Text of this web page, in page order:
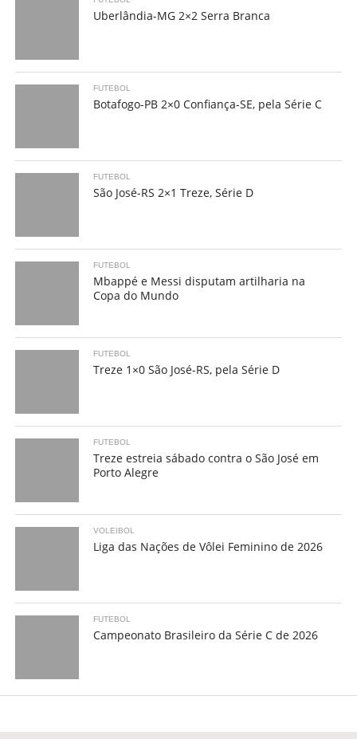
Uberlândia-MG 2×2 Serra Branca
FUTEBOL
Botafogo-PB 2×0 Confiança-SE, pela Série C
FUTEBOL
São José-RS 2×1 Treze, Série D
FUTEBOL
Mbappé e Messi disputam artilharia na
Copa do Mundo
FUTEBOL
Treze 1×0 São José-RS, pela Série D
FUTEBOL
Treze estreia sábado contra o São José em
Porto Alegre
VOLEIBOL
Liga das Nações de Vôlei Feminino de 2026
FUTEBOL
Campeonato Brasileiro da Série C de 2026